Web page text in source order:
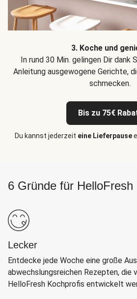
3. Koche und
In rund 30 Min. gelingen Dir
Anleitung ausgewogene Gerichte,
schmecken.
Bis zu 75€
Du kannst jederzeit eine Lieferpause
6 Gründe für HelloFresh
Lecker
Entdecke jede Woche eine große
abwechslungsreichen Rezepten, die
HelloFresh Kochprofis entwickelt